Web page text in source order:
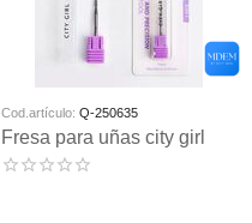
Cod.artículo: Q-250635
Fresa para uñas city girl